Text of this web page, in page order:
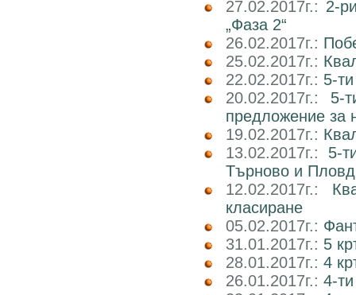
27.02.2017г.: 2-
„Фаза 2“
26.02.2017г.:
25.02.2017г.:
22.02.2017г.: 5-
20.02.2017г.: 5-
предложение за
19.02.2017г.:
13.02.2017г.: 5-
Търново и
12.02.2017г.:
класиране
05.02.2017г.:
31.01.2017г.: 5
28.01.2017г.: 4
26.01.2017г.: 4-